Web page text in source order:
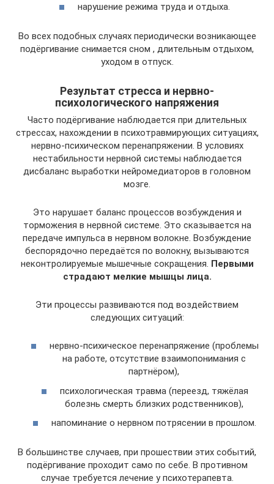
нарушение режима труда и отдыха.
Во всех подобных случаях периодически возникающее
подёргивание снимается сном , длительным отдыхом,
уходом в отпуск.
Результат стресса и нервно-
психологического напряжения
Часто подёргивание наблюдается при длительных
стрессах, нахождении в психотравмирующих ситуациях,
нервно-психическом перенапряжении. В условиях
нестабильности нервной системы наблюдается
дисбаланс выработки нейромедиаторов в головном
мозге.
Это нарушает баланс процессов возбуждения и
торможения в нервной системе. Это сказывается на
передаче импульса в нервном волокне. Возбуждение
беспорядочно передаётся по волокну, вызываются
неконтролируемые мышечные сокращения. Первыми
страдают мелкие мышцы лица.
Эти процессы развиваются под воздействием
следующих ситуаций:
нервно-психическое перенапряжение (проблемы
на работе, отсутствие взаимопонимания с
партнёром),
психологическая травма (переезд, тяжёлая
болезнь смерть близких родственников),
напоминание о нервном потрясении в прошлом.
В большинстве случаев, при прошествии этих событий,
подёргивание проходит само по себе. В противном
случае требуется лечение у психотерапевта.